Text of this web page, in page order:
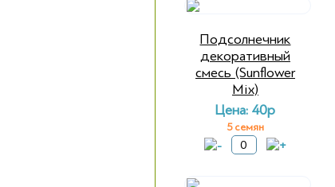
Подсолнечник
декоративный
смесь (Sunflower
Mix)
Цена: 40р
5 семян